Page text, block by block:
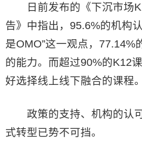
日前发布的《下沉市场
告》中指出，95.6%的机构
是OMO”这一观点，77.14%
的能力。而超过90%的K12
好选择线上线下融合的课程。
政策的支持、机构的认可
式转型已势不可挡。